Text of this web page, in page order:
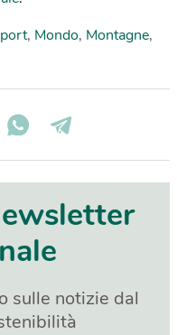
, Mondo, Montagne,
sulle notizie dal